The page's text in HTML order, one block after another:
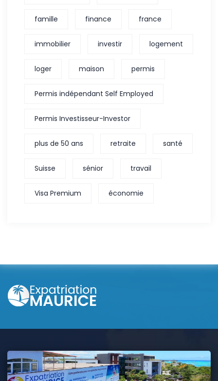
famille finance france
immobilier investir logement
loger maison permis
Permis indépendant Self Employed
Permis Investisseur-Investor
plus de 50 ans retraite santé
Suisse sénior travail
Visa Premium économie